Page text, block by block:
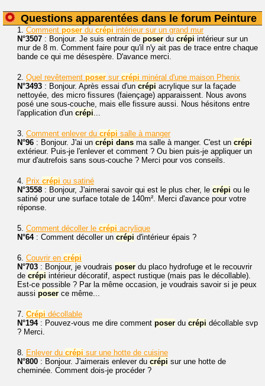
Questions apparentées dans le forum Peinture
1. Comment poser du crépi intérieur sur un grand mur
N°3507 : Bonjour. Je suis entrain de poser du crépi intérieur sur un
mur de 8 m. Comment faire pour qu'il n'y ait pas de trace entre chaque
bande ce qui me désespère. D'avance merci.
2. Quel revêtement poser sur crépi minéral d'une maison Phenix
N°3493 : Bonjour. Après essai d'un crépi acrylique sur la façade
nettoyée, des micro fissures (faiençage) apparaissent. Nous avons
posé une sous-couche, mais elle fissure aussi. Nous hésitons entre
l'application d'un crépi...
3. Comment enlever du crépi salle à manger
N°96 : Bonjour. J'ai un crépi dans ma salle à manger. C'est un crépi
extérieur. Puis-je l'enlever et comment ? Ou bien puis-je appliquer un
mur d'autrefois sans sous-couche ? Merci pour vos conseils.
4. Prix crépi ou satiné
N°3558 : Bonjour, J'aimerai savoir qui est le plus cher, le crépi ou le
satiné pour une surface totale de 140m². Merci d'avance pour votre
réponse.
5. Comment décoller le crépi acrylique
N°64: Comment décoller un crépi d'intérieur épais ?
6. Couvrir en crépi
N°703 : Bonjour, je voudrais poser du placo hydrofuge et le recouvrir
de crépi intérieur décoratif, aspect rustique (mais pas le décollable).
Est-ce possible ? Par la même occasion, je voudrais savoir si je peux
aussi poser ce même...
7. Crépi décollable
N°194: Pouvez-vous me dire comment poser du crépi décollable svp
? Merci.
8. Enlever du crépi sur une hotte de cuisine
N°800 : Bonjour. J'aimerais enlever du crépi sur une hotte de
cheminée. Comment dois-je procéder ?